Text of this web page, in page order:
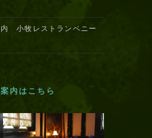
小牧レストランベニー
内はこちら